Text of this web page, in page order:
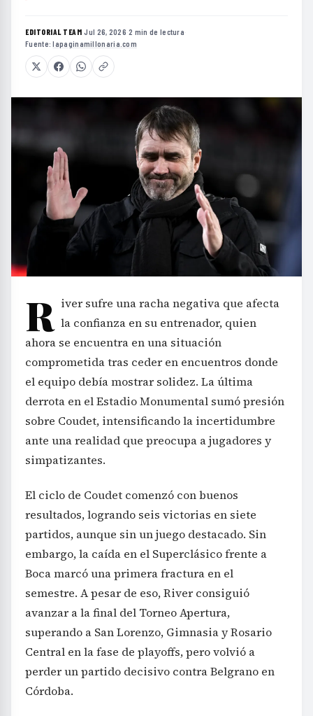
EDITORIAL TEAM·Jul 26, 2026·2 min de lectura·
Fuente:lapaginamillonaria.com
R iver sufre una racha negativa que afecta
la confianza en su entrenador, quien
ahora se encuentra en una situación
comprometida tras ceder en encuentros donde
el equipo debía mostrar solidez. La última
derrota en el Estadio Monumental sumó presión
sobre Coudet, intensificando la incertidumbre
ante una realidad que preocupa a jugadores y
simpatizantes.
El ciclo de Coudet comenzó con buenos
resultados, logrando seis victorias en siete
partidos, aunque sin un juego destacado. Sin
embargo, la caída en el Superclásico frente a
Boca marcó una primera fractura en el
semestre. A pesar de eso, River consiguió
avanzar a la final del Torneo Apertura,
superando a San Lorenzo, Gimnasia y Rosario
Central en la fase de playoffs, pero volvió a
perder un partido decisivo contra Belgrano en
Córdoba.